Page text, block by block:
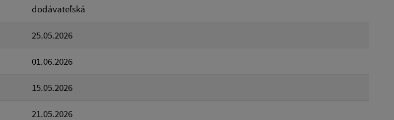
dodávateľská
25.05.2026
01.06.2026
15.05.2026
21.05.2026